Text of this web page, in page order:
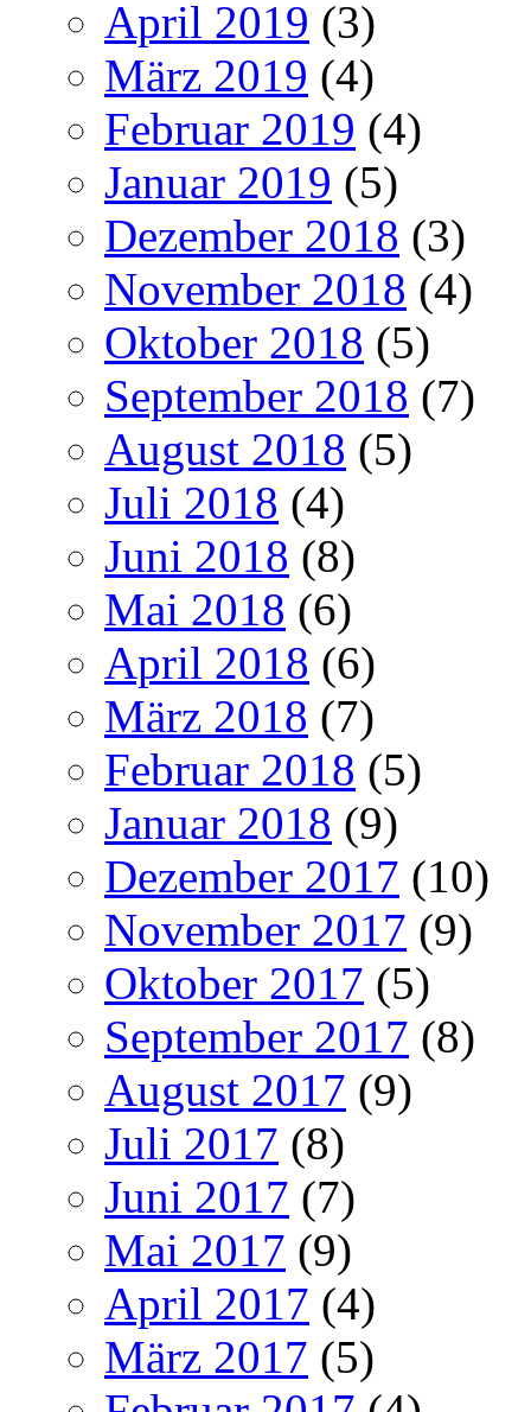
April 2019 (3)
März 2019 (4)
Februar 2019 (4)
Januar 2019 (5)
Dezember 2018 (3)
November 2018 (4)
Oktober 2018 (5)
September 2018 (7)
August 2018 (5)
Juli 2018 (4)
Juni 2018 (8)
Mai 2018 (6)
April 2018 (6)
März 2018 (7)
Februar 2018 (5)
Januar 2018 (9)
Dezember 2017 (10)
November 2017 (9)
Oktober 2017 (5)
September 2017 (8)
August 2017 (9)
Juli 2017 (8)
Juni 2017 (7)
Mai 2017 (9)
April 2017 (4)
März 2017 (5)